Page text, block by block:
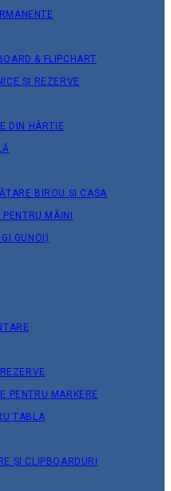
& FLIPCHART
ȘI REZERVE
DIN HÂRTIE
BIROU ȘI CASA
MÂINI
GUNOI)
PENTRU MARKERE
TABLA
ȘI CLIPBOARDURI